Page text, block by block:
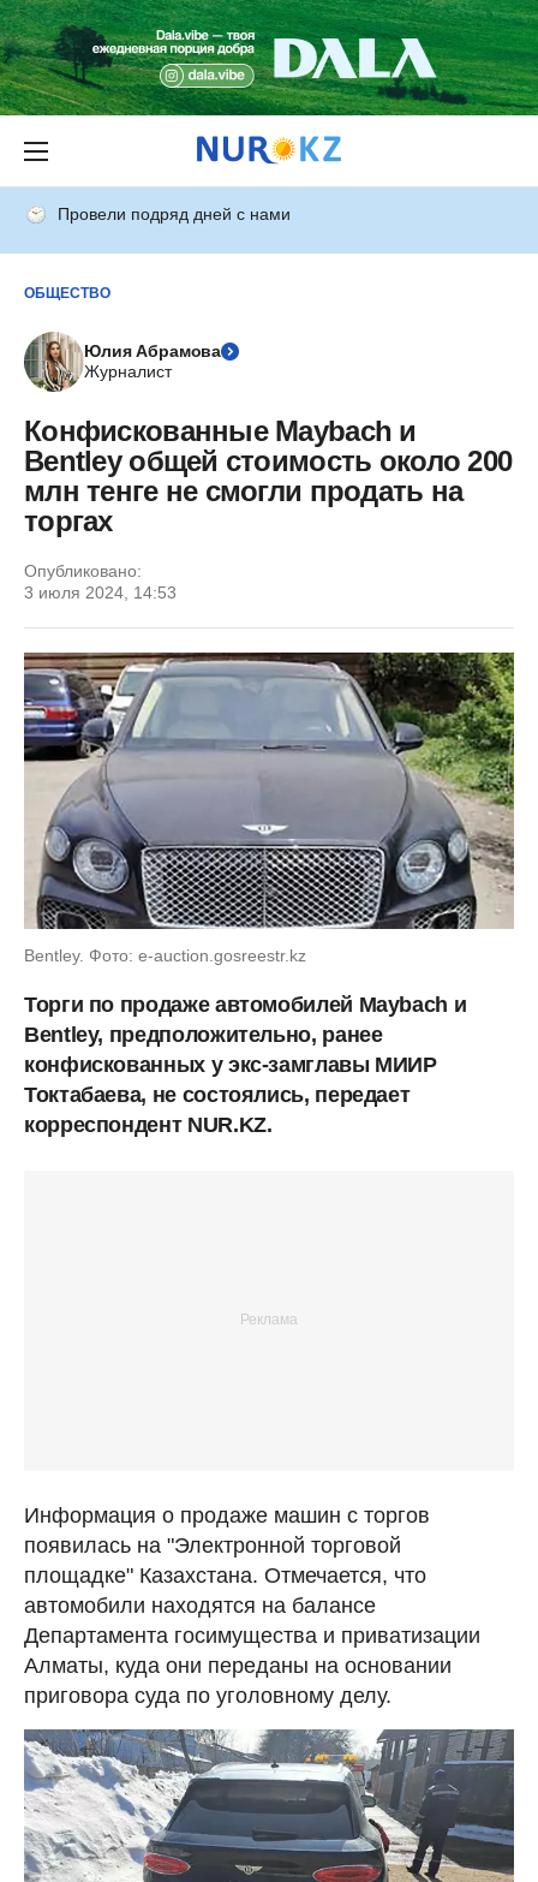
Провели подряд дней с нами
ОБЩЕСТВО
Юлия Абрамова
Журналист
Конфискованные Maybaсh и
Bentley общей стоимость около 200
млн тенге не смогли продать на
торгах
Опубликовано:
3 июля 2024, 14:53
Bentley. Фото: e-auction.gosreestr.kz
Торги по продаже автомобилей Maybaсh и
Bentley, предположительно, ранее
конфискованных у экс-замглавы МИИР
Токтабаева, не состоялись, передает
корреспондент NUR.KZ.
Информация о продаже машин с торгов
появилась на "Электронной торговой
площадке" Казахстана. Отмечается, что
автомобили находятся на балансе
Департамента госимущества и приватизации
Алматы, куда они переданы на основании
приговора суда по уголовному делу.